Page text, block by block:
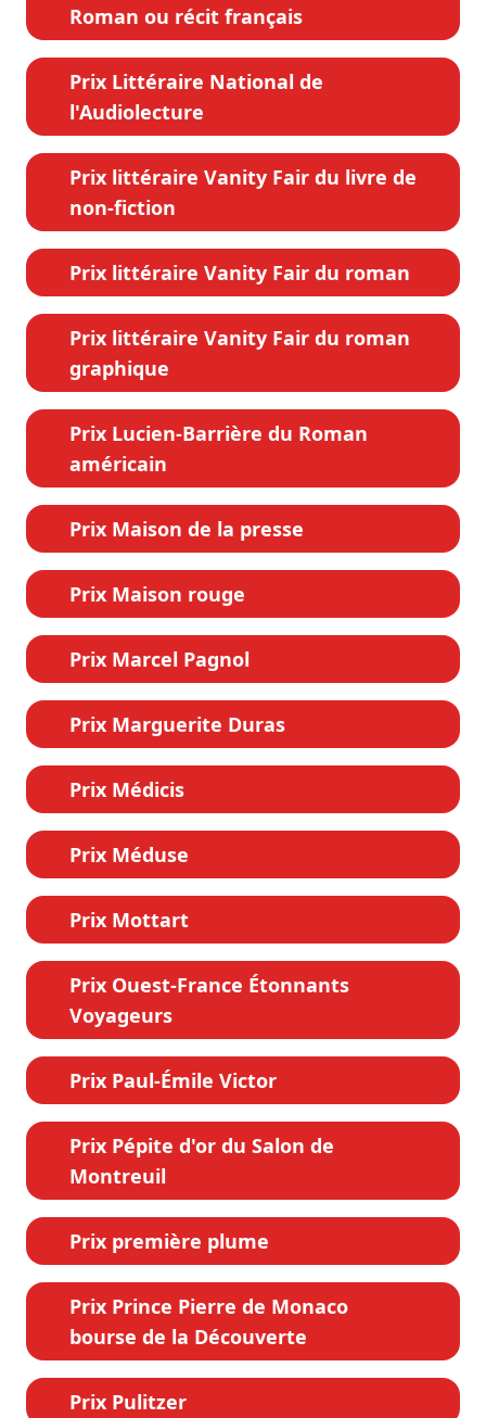
Roman ou récit français
Prix Littéraire National de
l'Audiolecture
Prix littéraire Vanity Fair du livre de
non-fiction
Prix littéraire Vanity Fair du roman
Prix littéraire Vanity Fair du roman
graphique
Prix Lucien-Barrière du Roman
américain
Prix Maison de la presse
Prix Maison rouge
Prix Marcel Pagnol
Prix Marguerite Duras
Prix Médicis
Prix Méduse
Prix Mottart
Prix Ouest-France Étonnants
Voyageurs
Prix Paul-Émile Victor
Prix Pépite d'or du Salon de
Montreuil
Prix première plume
Prix Prince Pierre de Monaco
bourse de la Découverte
Prix Pulitzer